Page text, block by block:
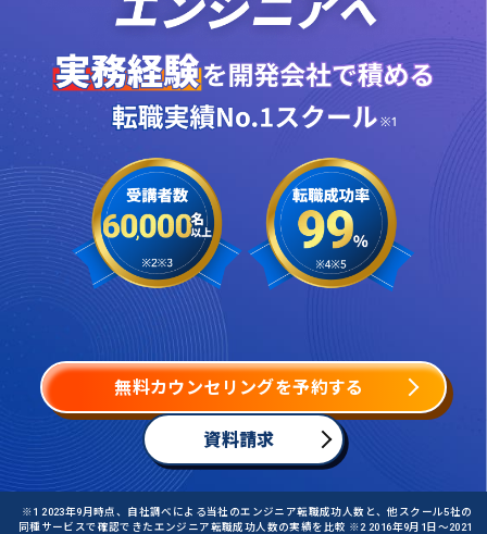
無料カウンセリングを予約する
資料請求
※1 2023年9月時点、自社調べによる当社のエンジニア転職成功人数と、他スクール5社の
同種サービスで確認できたエンジニア転職成功人数の実績を比較 ※2 2016年9月1日〜2021